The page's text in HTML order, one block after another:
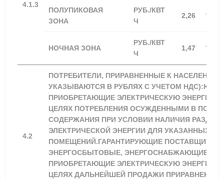
4.1.3
ПОЛУПИКОВАЯ
ЗОНА
РУБ./КВТ
Ч
2,26
НОЧНАЯ ЗОНА
РУБ./КВТ
Ч
1,47
4.2
ПОТРЕБИТЕЛИ, ПРИРАВНЕННЫЕ К НАСЕЛЕНИЮ
УКАЗЫВАЮТСЯ В РУБЛЯХ С УЧЕТОМ
ПРИОБРЕТАЮЩИЕ ЭЛЕКТРИЧЕСКУЮ ЭНЕРГИЮ
ЦЕЛЯХ ПОТРЕБЛЕНИЯ ОСУЖДЕННЫМИ В
СОДЕРЖАНИЯ ПРИ УСЛОВИИ НАЛИЧИЯ
ЭЛЕКТРИЧЕСКОЙ ЭНЕРГИИ ДЛЯ УКАЗАННЫХ
ПОМЕЩЕНИЙ.ГАРАНТИРУЮЩИЕ ПОСТАВЩИКИ,
ЭНЕРГОСБЫТОВЫЕ, ЭНЕРГОСНАБЖАЮЩИЕ
ПРИОБРЕТАЮЩИЕ ЭЛЕКТРИЧЕСКУЮ ЭНЕРГИЮ
ЦЕЛЯХ ДАЛЬНЕЙШЕЙ ПРОДАЖИ